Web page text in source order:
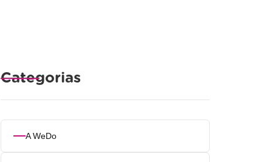
Categorias
A WeDo